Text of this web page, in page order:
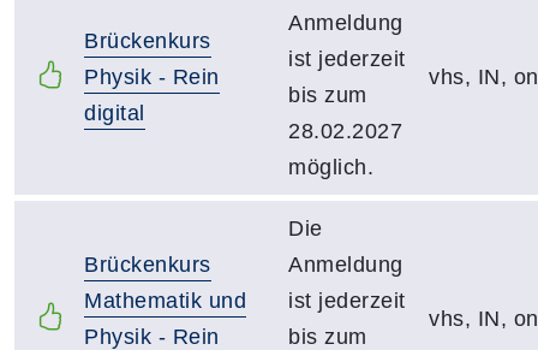
Brückenkurs
Physik - Rein
digital
Anmeldung
ist jederzeit
bis zum
28.02.2027
möglich.
vhs, IN,
Brückenkurs
Mathematik und
Physik - Rein
Die
Anmeldung
ist jederzeit
bis zum
vhs, IN,